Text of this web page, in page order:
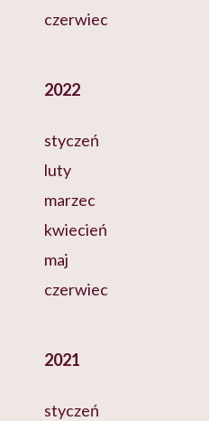
czerwiec
2022
styczeń
luty
marzec
kwiecień
maj
czerwiec
2021
styczeń